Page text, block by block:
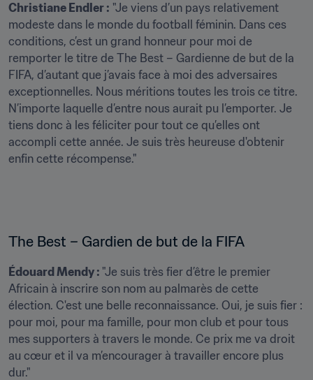
Christiane Endler : "Je viens d’un pays relativement
modeste dans le monde du football féminin. Dans ces
conditions, c’est un grand honneur pour moi de
remporter le titre de The Best – Gardienne de but de la
FIFA, d’autant que j’avais face à moi des adversaires
exceptionnelles. Nous méritions toutes les trois ce titre.
N’importe laquelle d’entre nous aurait pu l’emporter. Je
tiens donc à les féliciter pour tout ce qu’elles ont
accompli cette année. Je suis très heureuse d'obtenir
enfin cette récompense."
The Best – Gardien de but de la FIFA
Édouard Mendy : "Je suis très fier d’être le premier
Africain à inscrire son nom au palmarès de cette
élection. C'est une belle reconnaissance. Oui, je suis fier :
pour moi, pour ma famille, pour mon club et pour tous
mes supporters à travers le monde. Ce prix me va droit
au cœur et il va m’encourager à travailler encore plus
dur."